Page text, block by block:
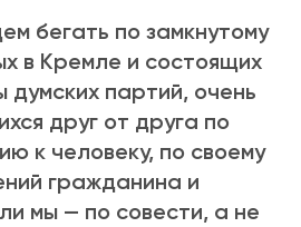
бегать по замкнутому
в Кремле и состоящих
думских партий, очень
друг от друга по
к человеку, по своему
гражданина и
мы — по совести, а не